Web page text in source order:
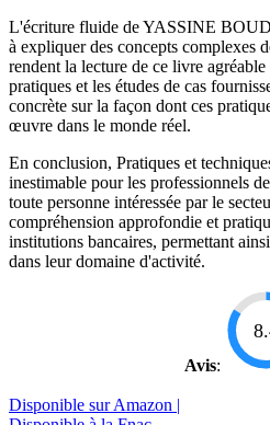
L'écriture fluide de YASSINE
à expliquer des concepts complexes
rendent la lecture de ce livre
pratiques et les études de cas
concrète sur la façon dont ces
œuvre dans le monde réel.
En conclusion, Pratiques et
inestimable pour les professionnels
toute personne intéressée par le
compréhension approfondie et
institutions bancaires, permettant
dans leur domaine d'activité.
Avis:
Disponible sur Amazon |